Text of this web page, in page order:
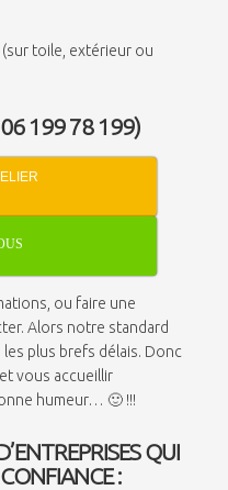
(sur toile, extérieur ou
06 199 78 199)
ou faire une
Alors notre standard
plus brefs délais. Donc
vous accueillir
humeur… 🙂 !!!
QUI
: